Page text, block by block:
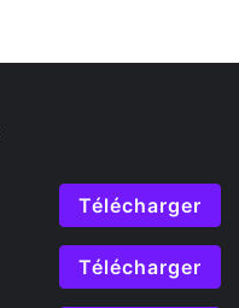
Télécharger
Télécharger